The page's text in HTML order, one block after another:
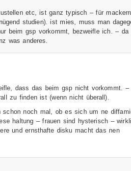
etc, ist ganz typisch – für
studien). ist mies, muss man
beim gsp vorkommt, bezweifle ich. –
was anderes.
dass das beim gsp nicht vorkommt. –
zu finden ist (wenn nicht überall).
schon noch mal, ob es sich um ne
haltung – frauen sind hysterisch –
und ernsthafte disku macht das nen